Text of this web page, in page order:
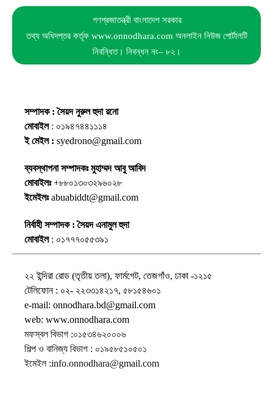
গণপ্রজাতন্ত্রী বাংলাদেশ সরকার
তথ্য অধিদপ্তর কর্তৃক www.onnodhara.com অনলাইন নিউজ পোর্টালটি
নিবন্ধিত। নিবন্ধন নং– ৮২।
সম্পাদক : সৈয়দ নুরুল হুদা রনো
মোবাইল: ০১৯৪৭৪৪১১১৪
ই মেইল : syedrono@gmail.com
ব্যবস্থাপনা সম্পাদকঃ মুহাম্মদ আবু আবিদ
মোবাইলঃ+৮৮০১৩০৩২৯৬০২৮
ইমেইলঃabuabiddt@gmail.com
নির্বাহী সম্পাদক : সৈয়দ এনামুল হুদা
মোবাইল: ০১৭৭৭০৫৫৩৯১
২২ ইন্দিরা রোড (তৃতীয় তলা), ফার্মগেট, তেজগাঁও, ঢাকা -১২১৫
টেলিফোন : ০২- ২২৩৩১৪২১৭, ৫৮১৫৪৬০১
e-mail: onnodhara.bd@gmail.com
web: www.onnodhara.com
মফস্বল বিভাগ :০১৫৩৪৬২০০০৬
শিল্প ও বানিজ্য বিভাগ : ০১৯৫৮৫১০৫০১
ইমেইল :info.onnodhara@gmail.com